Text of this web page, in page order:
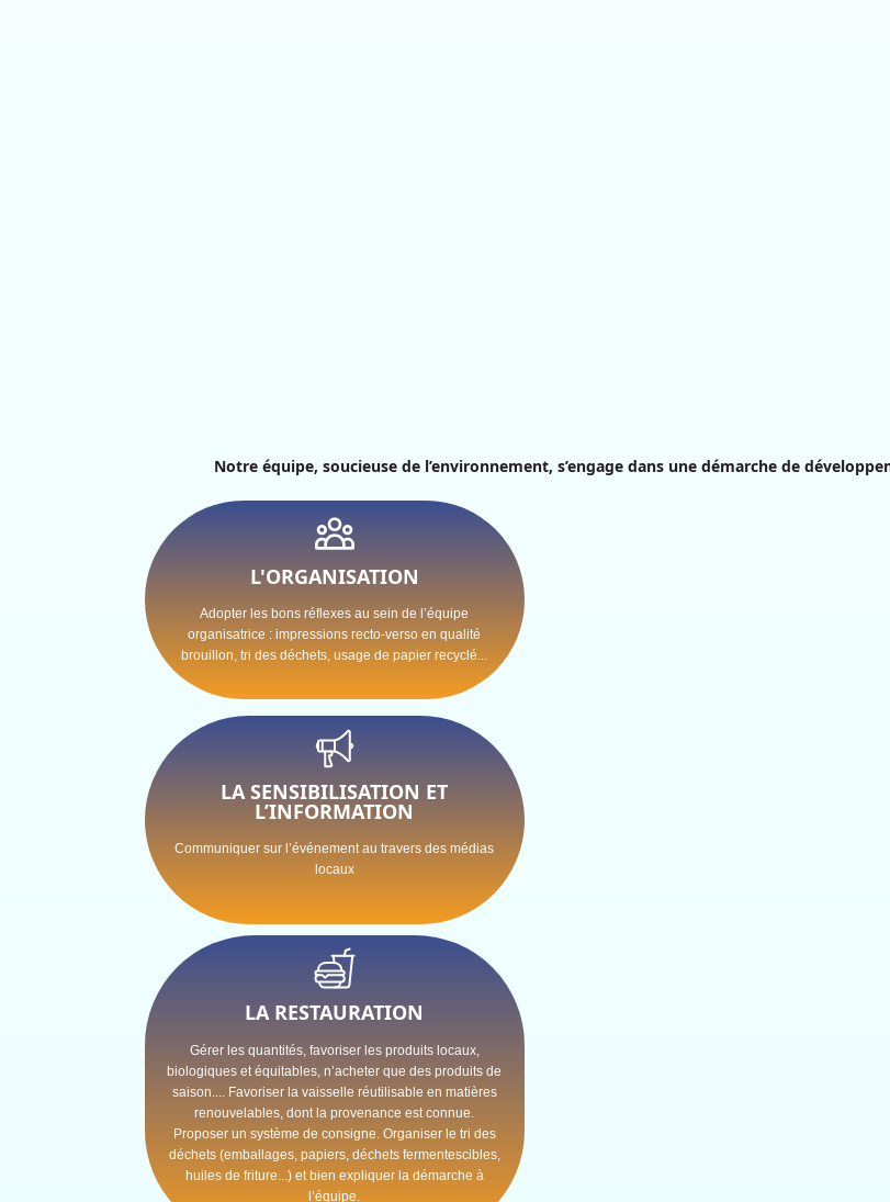
Notre équipe, soucieuse de l’environnement, s’engage dans une démarche de
L'ORGANISATION
Adopter les bons réflexes au sein de l’équipe
organisatrice : impressions recto-verso en qualité
brouillon, tri des déchets, usage de papier recyclé...
LA SENSIBILISATION ET
L’INFORMATION
Communiquer sur l’événement au travers des médias
locaux
LA RESTAURATION
Gérer les quantités, favoriser les produits locaux,
biologiques et équitables, n’acheter que des produits de
saison.... Favoriser la vaisselle réutilisable en matières
renouvelables, dont la provenance est connue.
Proposer un système de consigne. Organiser le tri des
déchets (emballages, papiers, déchets fermentescibles,
huiles de friture...) et bien expliquer la démarche à
l’équipe.